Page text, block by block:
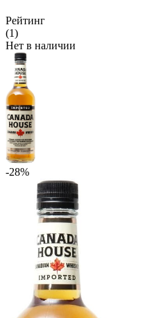
Рейтинг
(1)
Нет в наличии
-28%